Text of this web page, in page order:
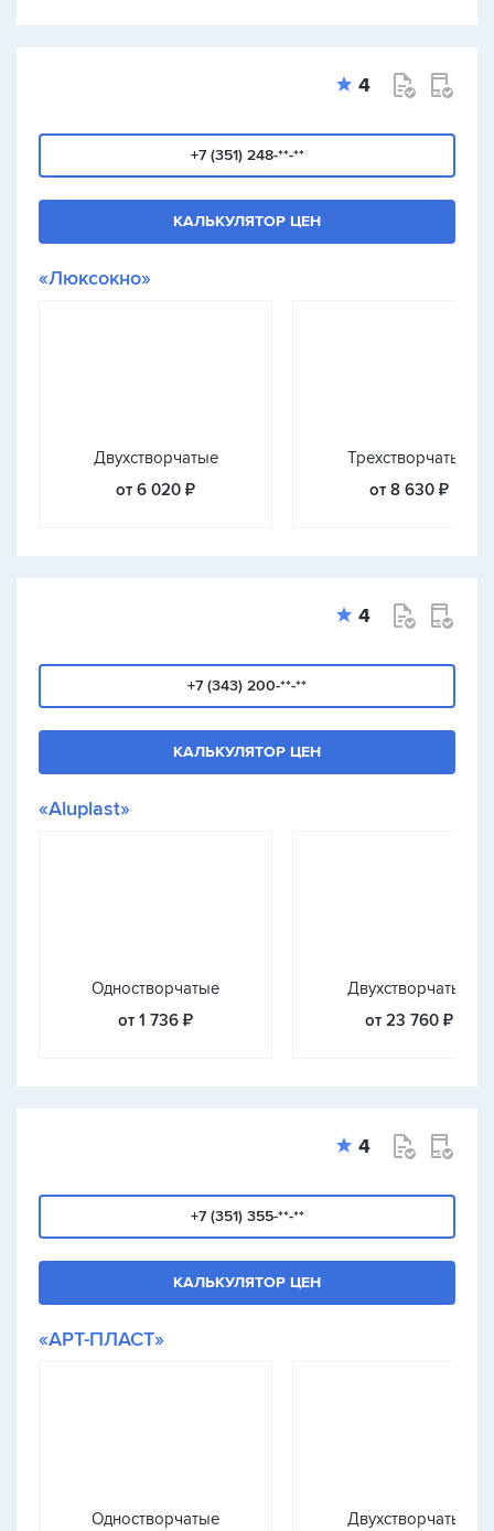
4
+7 (351) 248-**-**
КАЛЬКУЛЯТОР ЦЕН
«Люксокно»
Двухстворчатые
от 6 020 ₽
Трехстворчатые
от 8 630 ₽
4
+7 (343) 200-**-**
КАЛЬКУЛЯТОР ЦЕН
«Aluplast»
Одностворчатые
от 1 736 ₽
Двухстворчатые
от 23 760 ₽
4
+7 (351) 355-**-**
КАЛЬКУЛЯТОР ЦЕН
«АРТ-ПЛАСТ»
Одностворчатые
Двухстворчатые